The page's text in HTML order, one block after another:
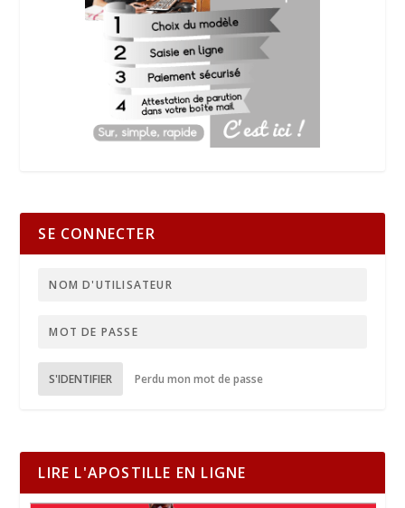
SE CONNECTER
S'IDENTIFIER Perdu mon mot de passe
LIRE L'APOSTILLE EN LIGNE